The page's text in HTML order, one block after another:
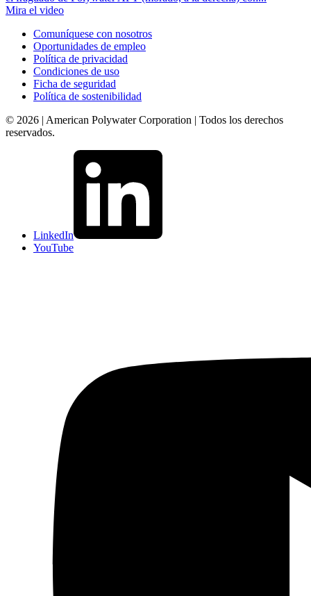
Mira el video
Comuníquese con nosotros
Oportunidades de empleo
Política de privacidad
Condiciones de uso
Ficha de seguridad
Política de sostenibilidad
© 2026 | American Polywater Corporation | Todos los derechos
reservados.
LinkedIn
YouTube